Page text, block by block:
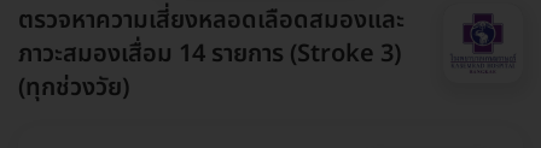
ตรวจหาความเสี่ยงหลอดเลือดสมองและ
ภาวะสมองเสื่อม 14 รายการ (Stroke 3)
(ทุกช่วงวัย)